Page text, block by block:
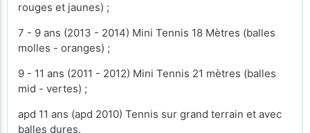
rouges et jaunes) ;
7 - 9 ans (2013 - 2014) Mini Tennis 18 Mètres (balles
molles - oranges) ;
9 - 11 ans (2011 - 2012) Mini Tennis 21 mètres (balles
mid - vertes) ;
apd 11 ans (apd 2010) Tennis sur grand terrain et avec
balles dures.